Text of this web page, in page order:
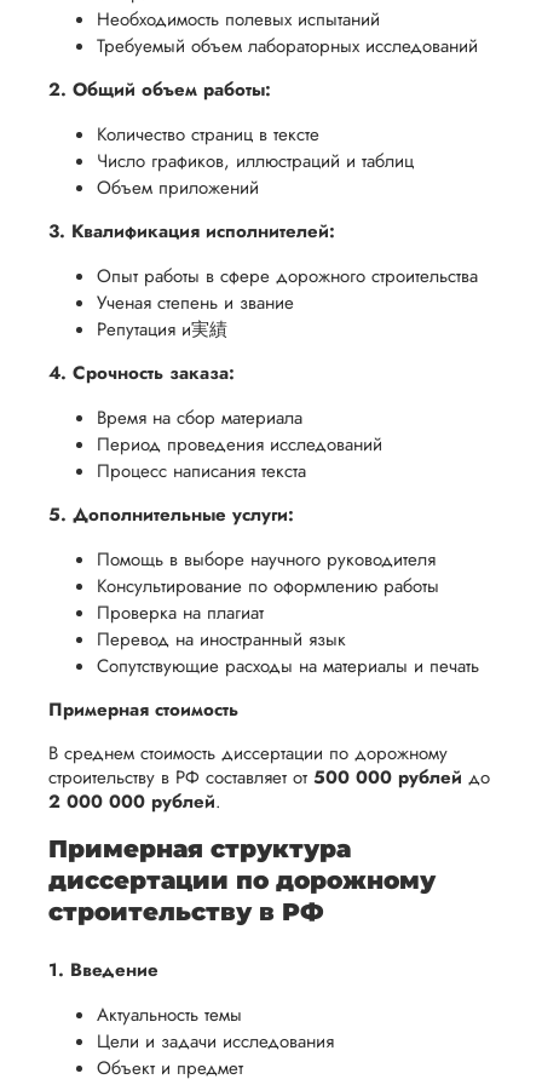
обеспечить
вам
уверенность
работе и
помочь
успешно
пройти
процесс
защиты
научной
работы.
осуществлять
процесс
возврата
способом,
удобным
для вас,
разумные
сроки
после
утверждения
запроса
возврат.
учесть
все
аспекты
написания
работы.
Необходимость полевых испытаний
Требуемый объем лабораторных исследований
2. Общий объем работы:
Количество страниц в тексте
Число графиков, иллюстраций и таблиц
Объем приложений
3. Квалификация исполнителей:
Опыт работы в сфере дорожного строительства
Ученая степень и звание
Репутация и実績
4. Срочность заказа:
Время на сбор материала
Период проведения исследований
Процесс написания текста
5. Дополнительные услуги:
Помощь в выборе научного руководителя
Консультирование по оформлению работы
Проверка на плагиат
Перевод на иностранный язык
Сопутствующие расходы на материалы и печать
Примерная стоимость
В среднем стоимость диссертации по дорожному
строительству в РФ составляет от 500 000 рублей до
2 000 000 рублей.
Примерная структура
диссертации по дорожному
строительству в РФ
1. Введение
Актуальность темы
Цели и задачи исследования
Объект и предмет